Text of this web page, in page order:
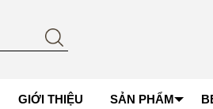
GIỚI THIỆU SẢN PHẨM